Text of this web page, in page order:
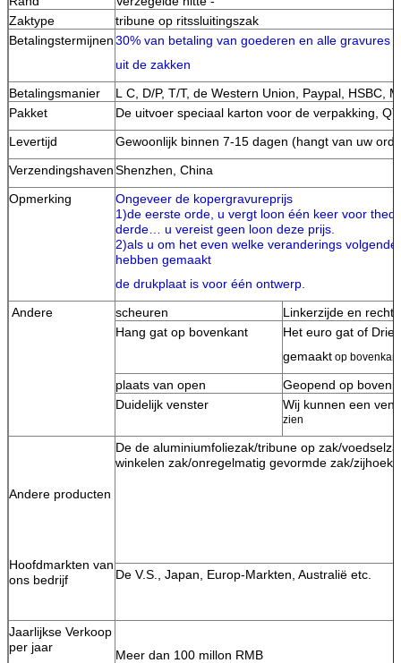
Zaktype
tribune op ritssluitingszak
Betalingstermijnen30% van betaling van goederen en alle gravures
uit de zakken
Betalingsmanier
L C, D/P, T/T, de Western Union, Paypal, HSBC,
Pakket
De uitvoer speciaal karton voor de verpakking,
Levertijd
Gewoonlijk binnen 7-15 dagen (hangt van uw
VerzendingshavenShenzhen, China
Opmerking
Ongeveer de kopergravureprijs
1)de eerste orde, u vergt loon één keer voor
derde… u vereist geen loon deze prijs.
2)als u om het even welke veranderings
hebben gemaakt
de drukplaat is voor één ontwerp.
Andere
scheuren
Linkerzijde en
Hang gat op bovenkant
Het euro gat of
gemaakt op bovenkant
plaats van open
Geopend op
Duidelijk venster
Wij kunnen een
zien
Andere producten
Hoofdmarkten van
ons bedrijf
De de aluminiumfoliezak/tribune op zak/
winkelen zak/onregelmatig gevormde zak/
De V.S., Japan, Europ-Markten, Australië etc.
Jaarlijkse Verkoop
per jaar
Meer dan 100 millon RMB